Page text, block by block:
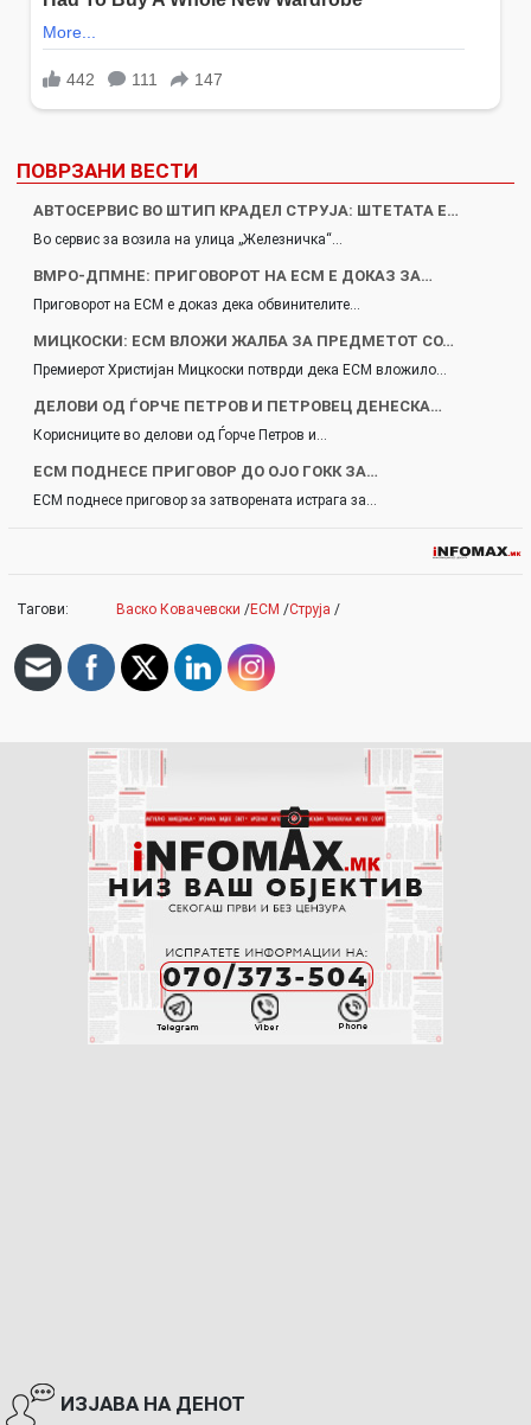
ПОВРЗАНИ ВЕСТИ
АВТОСЕРВИС ВО ШТИП КРАДЕЛ СТРУЈА: ШТЕТАТА Е…
Во сервис за возила на улица „Железничка“…
ВМРО-ДПМНЕ: ПРИГОВОРОТ НА ЕСМ Е ДОКАЗ ЗА…
Приговорот на ЕСМ е доказ дека обвинителите…
МИЦКОСКИ: ЕСМ ВЛОЖИ ЖАЛБА ЗА ПРЕДМЕТОТ СО…
Премиерот Христијан Мицкоски потврди дека ЕСМ вложило…
ДЕЛОВИ ОД ЃОРЧЕ ПЕТРОВ И ПЕТРОВЕЦ ДЕНЕСКА…
Корисниците во делови од Ѓорче Петров и…
ЕСМ ПОДНЕСЕ ПРИГОВОР ДО ОЈО ГОКК ЗА…
ЕСМ поднесе приговор за затворената истрага за…
Тагови: Васко Ковачевски /ЕСМ /Струја /
ИЗЈАВА НА ДЕНОТ